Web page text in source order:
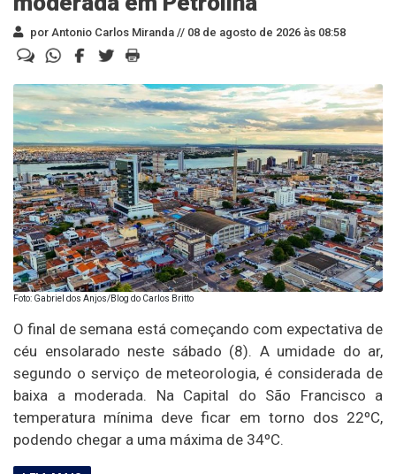
por Antonio Carlos Miranda // 08 de agosto de 2026 às 08:58
Foto: Gabriel dos Anjos/Blog do Carlos Britto
O final de semana está começando com expectativa de
céu ensolarado neste sábado (8). A umidade do ar,
segundo o serviço de meteorologia, é considerada de
baixa a moderada. Na Capital do São Francisco a
temperatura mínima deve ficar em torno dos 22ºC,
podendo chegar a uma máxima de 34ºC.